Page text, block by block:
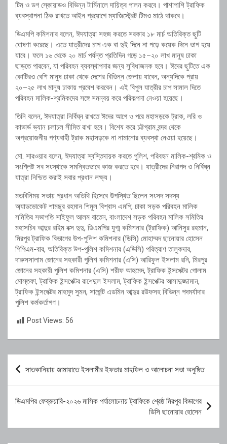
টিম ও ডগ স্কোয়াডও বিভিন্নটার্মিনালে দায়িত্ব পালন করবে। পাশাপাশিট্রাফিক
ব্যবস্থাপনা ঠিক রাখতেআইন প্রয়োগেম্যাজিস্ট্রেট টিমও মাঠে থাকবে।
ডিএমপিকমিশনার বলেন, ঈদযাত্রা সহজ করতেসরকার ১৮ মার্চ অতিরিক্তছুটি
ঘোষণা করেছে। এতেযাত্রীদের চাপএক বা দুই দিনে না পড়ে কয়েক দিনে ভাগ হয়ে
যাবে। ফলে ১৬ থেকে ২০ মার্চ পর্যন্তপ্রতিদিন গড়ে ১৫–২০ লাখ মানুষ ঢাকা
ছাড়তেপারবেন, যা পরিবহনব্যবস্থাপনার জন্য সুবিধাজনক হবে। ঈদের ছুটিতেএক
কোটিরও বেশি মানুষ ঢাকা থেকে দেশের বিভিন্ন জেলায় যাবেন, অন্যদিকে প্রায়
২০–২৫ লাখ মানুষ ঢাকায় প্রবেশ করবেন। এই বিপুল যাত্রীর চাপসামাল দিতে
পরিবহন মালিক-শ্রমিকদের সঙ্গেসমন্বয় করে পরিকল্পনা নেওয়া হয়েছে।
তিনি বলেন, ঈদযাত্রা নির্বিঘ্ন রাখতেঈদের আগে ও পরে মহাসড়কেট্রাক, লরি ও
কাভার্ড ভ্যান চলাচল সীমিতরাখা হবে। বিশেষ করে চট্টগ্রামবন্দর থেকে
অপ্রয়োজনীয় পণ্যবাহীট্রাক মহাসড়কে না নামানোরব্যবস্থা নেওয়া হয়েছে।
মো. সারওয়ার বলেন, ঈদযাত্রা স্বস্তিদায়ক করতেপুলিশ, পরিবহন মালিক-শ্রমিক ও
সংশ্লিষ্ট সব সংস্থাকে সমন্বিতভাবে কাজ করতেহবে। যাত্রীদের নিরাপদও নির্বিঘ্ন
যাত্রা নিশ্চিতকরাই সবার প্রধান লক্ষ্য।
মতবিনিময় সভায় প্রধান অতিথি হিসেবে উপস্থিতছিলেন সংসদসদস্য
অ্যাডভোকেট শামছুর রহমান শিমুল বিশ্বাস এমপি, ঢাকা সড়ক পরিবহন মালিক
সমিতির সভাপতিসাইফুল আলম বাতেন, বাংলাদেশ সড়ক পরিবহন মালিক সমিতির
মহাসচিব আব্দুর রহিম বক্স দুদু, ডিএমপির যুগ্ম কমিশনার (ট্রাফিক) আনিসুর রহমান,
মিরপুরট্রাফিক বিভাগের উপ-পুলিশ কমিশনার (ডিসি) মোহাম্মদছানোয়ার হোসেন
পিপিএম-বার, অতিরিক্তউপ-পুলিশ কমিশনার (এডিসি) পরিত্রাণতালুকদার,
দারুসসালাম জোনের সহকারী পুলিশ কমিশনার (এসি) আরিফুল ইসলাম রনি, মিরপুর
জোনের সহকারী পুলিশ কমিশনার (এসি) শরীফ আহমেদ,ট্রাফিক ইন্সপেক্টর গোলাম
মোস্তফা,ট্রাফিক ইন্সপেক্টর রাশেদুল ইসলাম,ট্রাফিক ইন্সপেক্টর আসাদুজ্জামান,
ট্রাফিক ইন্সপেক্টর মাহমুদসুমন, সার্জেন্ট এডমিন আব্দুর রউফসহ বিভিন্ন পদমর্যাদার
পুলিশ কর্মকর্তাগণ।
Post Views: 56
Post
সাতকানিয়ায় জামায়াতে ইসলামীর ইফতার মাহফিল ও আলোচনা সভা অনুষ্ঠিত
ডিএমপির ফেব্রুয়ারি-২০২৬ মাসিক পর্যালোচনায় ট্রাফিকে শ্রেষ্ঠ মিরপুর বিভাগের
ডিসি ছানোয়ার হোসেন